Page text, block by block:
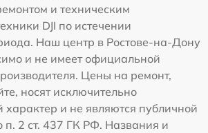
и техническим
DJI по истечении
Наш центр в Ростове-на-Дону
и не имеет официальной
Цены на ремонт,
носят исключительно
характер и не являются публичной
п. 2 ст. 437 ГК РФ. Названия и